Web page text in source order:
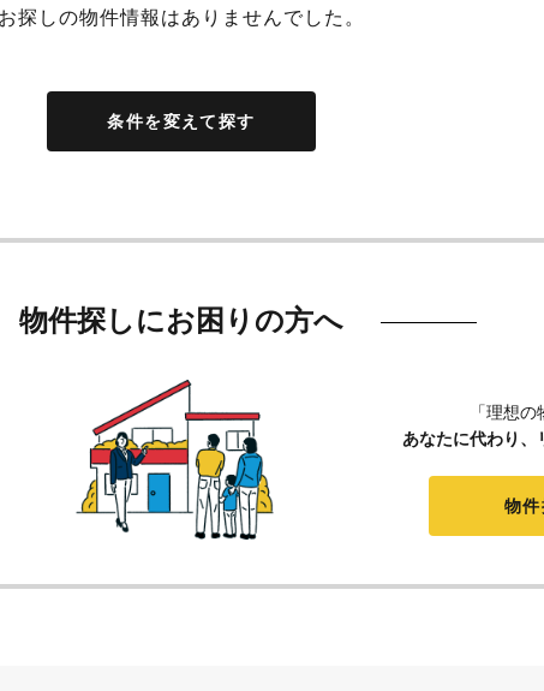
お探しの物件情報はありませんでした。
条件を変えて探す
物件探しにお困りの方へ
「理想
あなたに代わり、
物